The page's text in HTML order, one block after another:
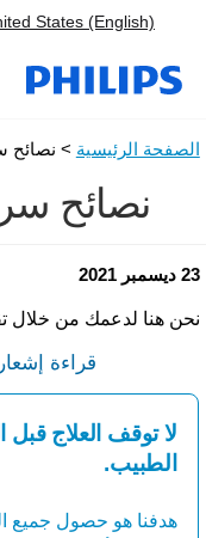
States (English)
الرئيسية> نصائح
نصائح
2021
هنا لدعمك من خلال
قراءة
لا توقف العلاج قبل
الطبيب.
هدفنا هو حصول جميع